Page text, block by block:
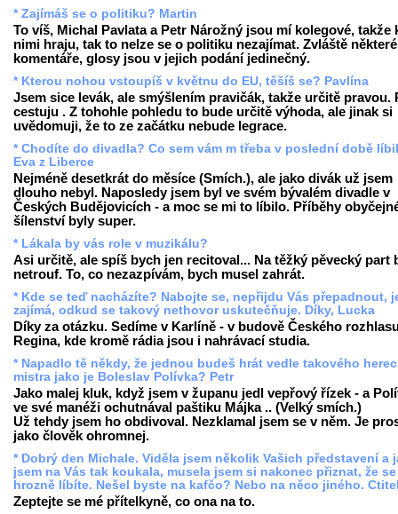
* Zajímáš se o politiku? Martin
To víš, Michal Pavlata a Petr Nárožný jsou mí kolegové, takže
nimi hraju, tak to nelze se o politiku nezajímat. Zvláště
komentáře, glosy jsou v jejich podání jedinečný.
* Kterou nohou vstoupíš v květnu do EU, těšíš se? Pavlína
Jsem sice levák, ale smýšlením pravičák, takže určitě pravou.
cestuju . Z tohohle pohledu to bude určitě výhoda, ale jinak si
uvědomuji, že to ze začátku nebude legrace.
* Chodíte do divadla? Co sem vám m třeba v poslední době
Eva z Liberce
Nejméně desetkrát do měsíce (Smích.), ale jako divák už jsem
dlouho nebyl. Naposledy jsem byl ve svém bývalém divadle v
Českých Budějovicích - a moc se mi to líbilo. Příběhy
šílenství byly super.
* Lákala by vás role v muzikálu?
Asi určitě, ale spíš bych jen recitoval... Na těžký pěvecký part
netrouf. To, co nezazpívám, bych musel zahrát.
* Kde se teď nacházíte? Nabojte se, nepřijdu Vás přepadnout,
zajímá, odkud se takový nethovor uskutečňuje. Díky, Lucka
Díky za otázku. Sedíme v Karlíně - v budově Českého
Regina, kde kromě rádia jsou i nahrávací studia.
* Napadlo tě někdy, že jednou budeš hrát vedle takového
mistra jako je Boleslav Polívka? Petr
Jako malej kluk, když jsem v županu jedl vepřový řízek - a
ve své manéži ochutnával paštiku Májka .. (Velký smích.)
Už tehdy jsem ho obdivoval. Nezklamal jsem se v něm. Je
jako člověk ohromnej.
* Dobrý den Michale. Viděla jsem několik Vašich představení a
jsem na Vás tak koukala, musela jsem si nakonec přiznat, že
hrozně líbíte. Nešel byste na kafčo? Nebo na něco jiného.
Zeptejte se mé přítelkyně, co ona na to.